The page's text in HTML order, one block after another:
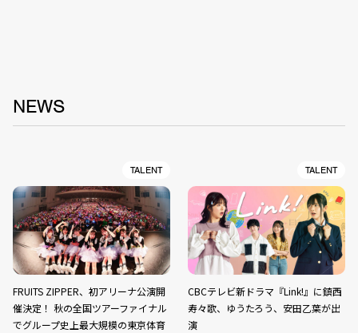
NEWS
TALENT
FRUITS ZIPPER、初アリーナ公演開
催決定！ 秋の全国ツアーファイナル
でグループ史上最大規模の東京体育
TALENT
CBCテレビ新ドラマ『Link!』に鎮西
寿々歌、ゆうたろう、安田乙葉が出
演